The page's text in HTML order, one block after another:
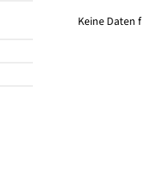
Keine Daten